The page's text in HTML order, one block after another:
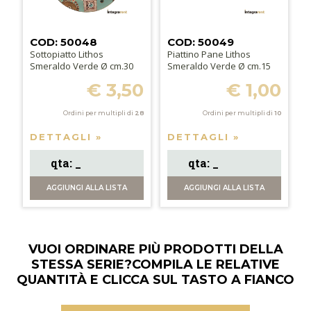
COD: 50048
Sottopiatto Lithos
Smeraldo Verde Ø cm.30
€ 3,50
Ordini per multipli di 28
DETTAGLI »
AGGIUNGIALLA LISTA
COD: 50049
Piattino Pane Lithos
Smeraldo Verde Ø cm.15
€ 1,00
Ordini per multipli di 10
DETTAGLI »
AGGIUNGI ALLA LISTA
VUOI ORDINARE PIÙ PRODOTTI DELLA
STESSA SERIE?COMPILA LE RELATIVE
QUANTITÀ E CLICCA SUL TASTO A FIANCO